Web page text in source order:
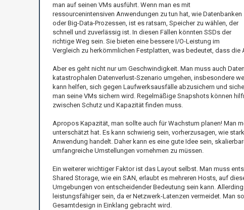
man auf seinen VMs ausführt. Wenn man es mit
ressourcenintensiven Anwendungen zu tun hat, wie Datenbanken
oder Big-Data-Prozessen, ist es ratsam, Speicher zu wählen, der
schnell und zuverlässig ist. In diesen Fällen könnten SSDs der
richtige Weg sein. Sie bieten eine bessere I/O-Leistung im
Vergleich zu herkömmlichen Festplatten, was bedeutet, dass
Aber es geht nicht nur um Geschwindigkeit. Man muss auch
katastrophalen Datenverlust-Szenario umgehen, insbesondere
kann helfen, sich gegen Laufwerksausfälle abzusichern und
man seine VMs sichern wird. Regelmäßige Snapshots können
zwischen Schutz und Kapazität finden muss.
Apropos Kapazität, man sollte auch für Wachstum planen! Man
unterschätzt hat. Es kann schwierig sein, vorherzusagen, wie
Anwendung handelt. Daher kann es eine gute Idee sein,
umfangreiche Umstellungen vornehmen zu müssen.
Ein weiterer wichtiger Faktor ist das Layout selbst. Man muss
Shared Storage, wie ein SAN, erlaubt es mehreren Hosts, auf
Umgebungen von entscheidender Bedeutung sein kann.
leistungsfähiger sein, da er Netzwerk-Latenzen vermeidet. Man
Gesamtdesign in Einklang gebracht wird.